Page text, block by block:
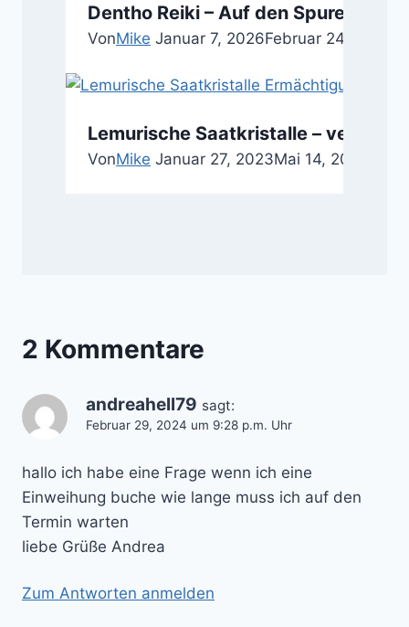
Dentho Reiki – Auf den Spuren der
VonMike Januar 7, 2026Februar 24, 2026
Lemurische Saatkristalle –
VonMike Januar 27, 2023Mai 14, 2024
2 Kommentare
andreahell79 sagt:
Februar 29, 2024 um 9:28 p.m. Uhr
hallo ich habe eine Frage wenn ich eine
Einweihung buche wie lange muss ich auf den
Termin warten
liebe Grüße Andrea
Zum Antworten anmelden